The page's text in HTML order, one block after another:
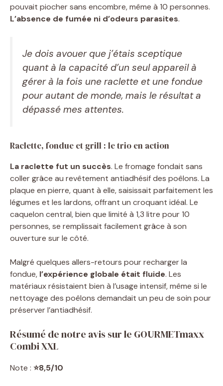
pouvait piocher sans encombre, même à 10 personnes.
L’absence de fumée ni d’odeurs parasites.
Je dois avouer que j’étais sceptique
quant à la capacité d’un seul appareil à
gérer à la fois une raclette et une fondue
pour autant de monde, mais le résultat a
dépassé mes attentes.
Raclette, fondue et grill : le trio en action
La raclette fut un succès. Le fromage fondait sans
coller grâce au revêtement antiadhésif des poêlons. La
plaque en pierre, quant à elle, saisissait parfaitement les
légumes et les lardons, offrant un croquant idéal. Le
caquelon central, bien que limité à 1,3 litre pour 10
personnes, se remplissait facilement grâce à son
ouverture sur le côté.
Malgré quelques allers-retours pour recharger la
fondue, l’expérience globale était fluide. Les
matériaux résistaient bien à l’usage intensif, même si le
nettoyage des poêlons demandait un peu de soin pour
préserver l’antiadhésif.
Résumé de notre avis sur le GOURMETmaxx
Combi XXL
Note : ⭐8,5/10